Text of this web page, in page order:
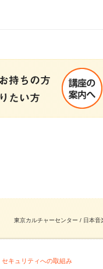
東京カルチャーセンター / 日本
セキュリティへの取組み